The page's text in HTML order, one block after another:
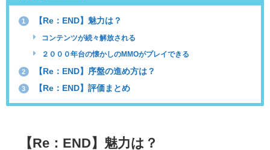
1 【Re：END】魅力は？
コンテンツが続々解放される
２０００年台の懐かしのMMOがプレイできる
2 【Re：END】序盤の進め方は？
3 【Re：END】評価まとめ
【Re：END】魅力は？